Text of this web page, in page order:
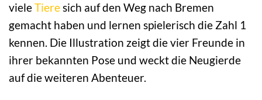
vieleTieresich auf den Weg nach Bremen
gemacht haben und lernen spielerisch die Zahl 1
kennen. Die Illustration zeigt die vier Freunde in
ihrer bekannten Pose und weckt die Neugierde
auf die weiteren Abenteuer.